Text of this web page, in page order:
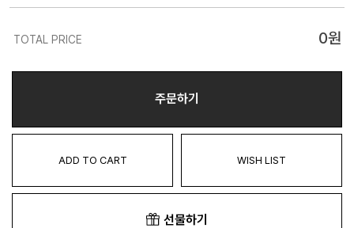
TOTAL PRICE 0원
주문하기
ADD TO CART WISH LIST
선물하기